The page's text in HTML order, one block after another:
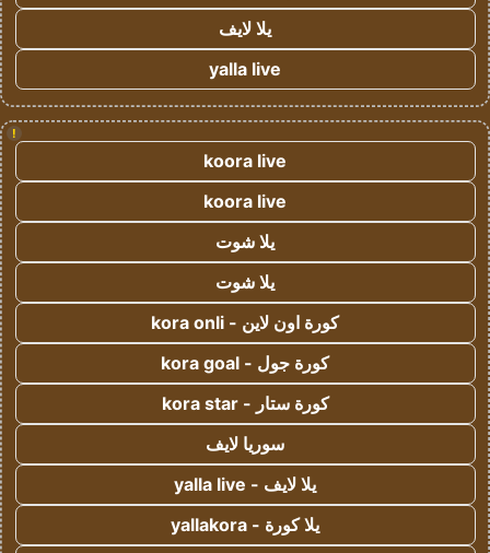
يلا لايف
yalla live
!
koora live
koora live
يلا شوت
يلا شوت
كورة اون لاين - kora onli
كورة جول - kora goal
كورة ستار - kora star
سوريا لايف
يلا لايف - yalla live
يلا كورة - yallakora